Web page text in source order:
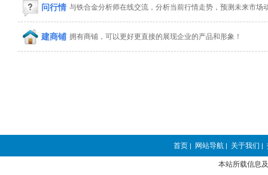
问行情 与铁合金分析师在线交流，分析当前行情走势，预测未来市场
建商铺 拥有商铺，可以更好更直接的展现企业的产品和形象！
首页 | 网站导航 | 关于我们 |
本站所载信息